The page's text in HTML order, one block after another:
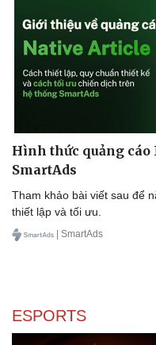
Hình thức quảng
SmartAds
Tham khảo bài viết sau để
thiết lập và tối ưu.
| SmartAds
ESPORTS